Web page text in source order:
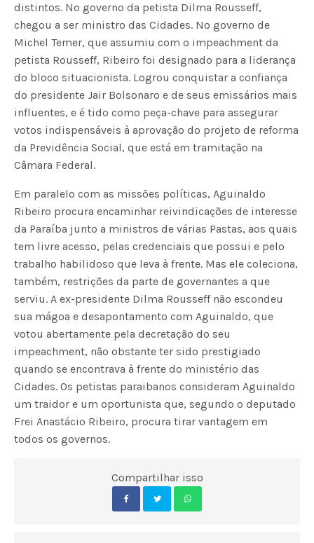
distintos. No governo da petista Dilma Rousseff,
chegou a ser ministro das Cidades. No governo de
Michel Temer, que assumiu com o impeachment da
petista Rousseff, Ribeiro foi designado para a liderança
do bloco situacionista. Logrou conquistar a confiança
do presidente Jair Bolsonaro e de seus emissários mais
influentes, e é tido como peça-chave para assegurar
votos indispensáveis à aprovação do projeto de reforma
da Previdência Social, que está em tramitação na
Câmara Federal.
Em paralelo com as missões políticas, Aguinaldo
Ribeiro procura encaminhar reivindicações de interesse
da Paraíba junto a ministros de várias Pastas, aos quais
tem livre acesso, pelas credenciais que possui e pelo
trabalho habilidoso que leva à frente. Mas ele coleciona,
também, restrições da parte de governantes a que
serviu. A ex-presidente Dilma Rousseff não escondeu
sua mágoa e desapontamento com Aguinaldo, que
votou abertamente pela decretação do seu
impeachment, não obstante ter sido prestigiado
quando se encontrava à frente do ministério das
Cidades. Os petistas paraibanos consideram Aguinaldo
um traidor e um oportunista que, segundo o deputado
Frei Anastácio Ribeiro, procura tirar vantagem em
todos os governos.
Compartilhar isso